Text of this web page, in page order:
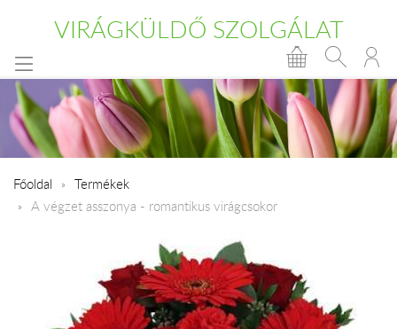
VIRÁGKÜLDŐ SZOLGÁLAT
Főoldal
Termékek
A végzet asszonya - romantikus virágcsokor